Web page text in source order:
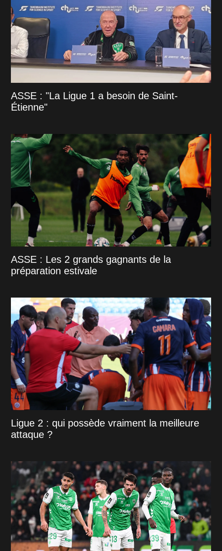
ASSE : "La Ligue 1 a besoin de Saint-
Étienne"
ASSE : Les 2 grands gagnants de la
préparation estivale
Ligue 2 : qui possède vraiment la meilleure
attaque ?